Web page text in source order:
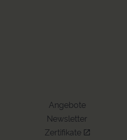
Angebote
Newsletter
Zertifikate